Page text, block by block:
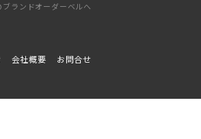
ランドオーダーベルへ
会社概要 お問合せ